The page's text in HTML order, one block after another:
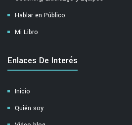
Hablar en Público
Mi Libro
Enlaces De Interés
Inicio
Quién soy